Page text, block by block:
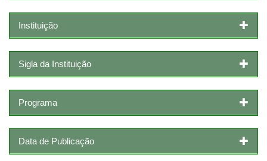
Instituição
Sigla da Instituição
Programa
Data de Publicação